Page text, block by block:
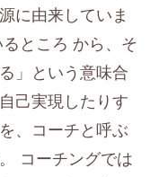
に由来していま
ところ から、そ
」という意味合
己実現したりす
、コーチと呼ぶ
コーチングでは